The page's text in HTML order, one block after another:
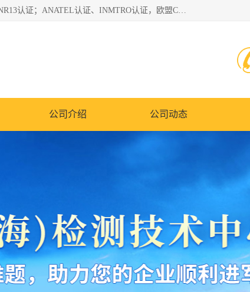
*是一家的测试、评估、检查与认机构，主要从事巴西NR10认证、NR12认证、NR13认证；ANATEL认证、INMTRO认证，欧盟CE认证：MD认证，PED认证，MID认证，ATEX认证，德国蓝色天使认证。
公司介绍 公司动态